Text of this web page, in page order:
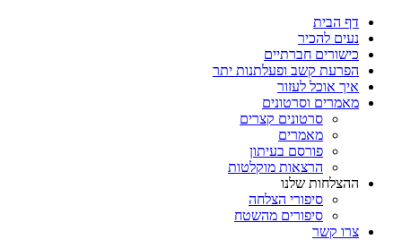
דף הבית
נעים להכיר
כישורים חברתיים
הפרעת קשב ופעלתנות יתר
איך אוכל לעזור
מאמרים וסרטונים
סרטונים קצרים
מאמרים
פורסם בעיתון
הרצאות מוקלטות
ההצלחות שלנו
סיפורי הצלחה
סיפורים מהשטח
צרו קשר